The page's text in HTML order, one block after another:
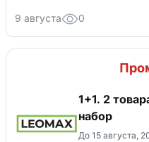
9 августа 0
1+1. 2
набор
До 15 августа,